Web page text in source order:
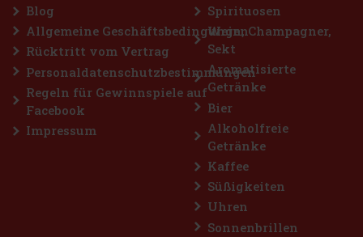
Blog
Allgemeine Geschäftsbedingungen
Rücktritt vom Vertrag
Personaldatenschutzbestimmungen
Regeln für Gewinnspiele auf
Facebook
Impressum
Spirituosen
Wein, Champagner,
Sekt
Aromatisierte
Getränke
Bier
Alkoholfreie
Getränke
Kaffee
Süßigkeiten
Uhren
Sonnenbrillen